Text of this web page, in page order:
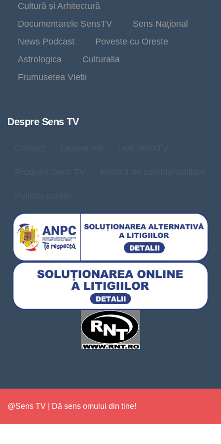
Cultură și Arhitectură
Documentarele SensTV
Sens Național
News Podcast
Poveste cu Oreste
Astrologica
Culturalia
Frumusetea Vieții
Despre Sens TV
@Sens TV | Dă sens omului din tine!